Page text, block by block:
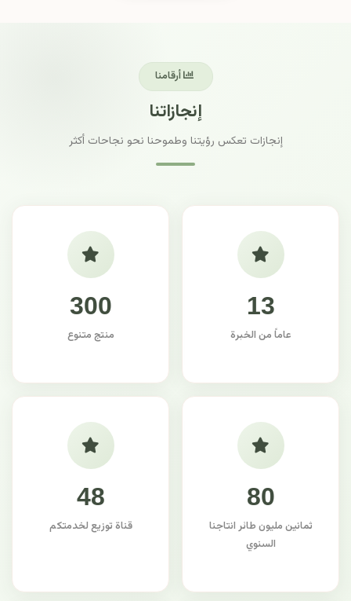
أرقامنا
إنجازاتنا
إنجازات تعكس رؤيتنا وطموحنا نحو نجاحات أكثر
13
عاماً من الخبرة
300
منتج متنوع
80
ثمانين مليون طائر انتاجنا
السنوي
48
قناة توزيع لخدمتكم